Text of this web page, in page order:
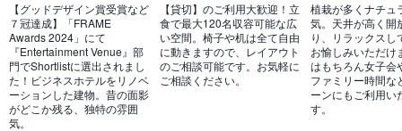
【グッドデザイン賞受賞など
７冠達成】「FRAME
Awards 2024」にて
『Entertainment Venue』部
門でShortlistに選出されまし
た！ビジネスホテルをリノベ
ーションした建物。昔の面影
がどこか残る、独特の雰囲
気。
【貸切】のご利用大歓迎！立
食で最大120名収容可能な広
い空間。椅子や机は全て自由
に動きますので、レイアウト
のご相談可能です。お気軽に
ご相談ください。
植栽が多くナチュ
気。天井が高く開
り、リラックスし
お愉しみいただけ
はもちろん女子会
ファミリー時間な
ーンにもご利用い
す。